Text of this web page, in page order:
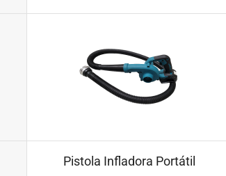
Pistola Infladora Portátil